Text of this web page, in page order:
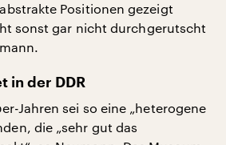
Positionen gezeigt
sonst gar nicht durchgerutscht
in der DDR
Jahren sei so eine „heterogene
die „sehr gut das